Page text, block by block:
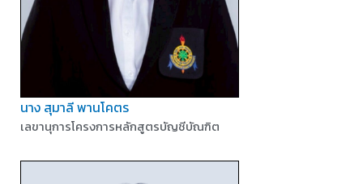
นาง สุมาลี พานโคตร
เลขานุการโครงการหลักสูตรบัญชีบัณฑิต